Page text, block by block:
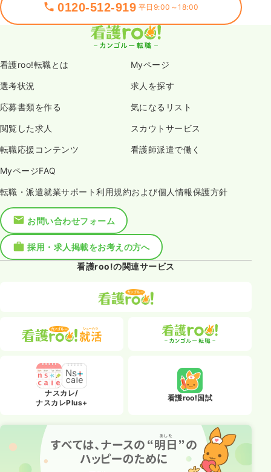
0120-512-919 平日9:00～18:00
看護roo!転職とは Myページ
選考状況 求人を探す
応募書類を作る 気になるリスト
閲覧した求人 スカウトサービス
転職応援コンテンツ 看護師派遣で働く
MyページFAQ
転職・派遣就業サポート利用規約および個人情報保護方針
お問い合わせフォーム
採用・求人掲載をお考えの方へ
看護roo!の関連サービス
ナスカレ/
ナスカレPlus+
看護roo!国試